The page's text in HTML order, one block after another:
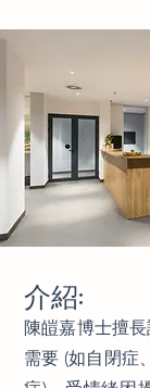
介紹:
陳皚嘉博士擅
需要 (如自閉症